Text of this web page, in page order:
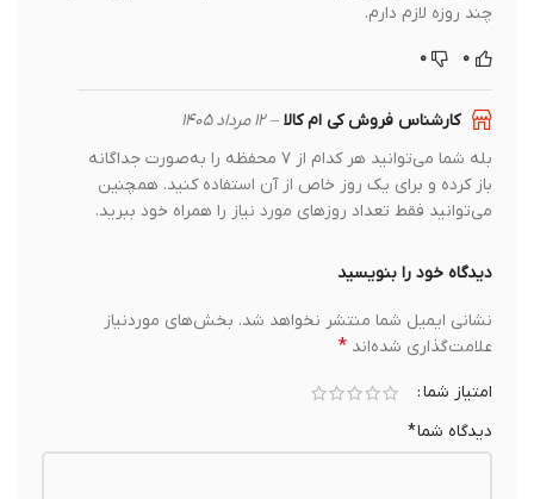
چند روزه لازم دارم.
کارشناس فروش کی ام کالا– ۱۲ مرداد ۱۴۰۵
بله شما می‌توانید هر کدام از ۷ محفظه را به‌صورت جداگانه
باز کرده و برای یک روز خاص از آن استفاده کنید. همچنین
می‌توانید فقط تعداد روزهای مورد نیاز را همراه خود ببرید.
دیدگاه خود را بنویسید
نشانی ایمیل شما منتشر نخواهد شد. بخش‌های موردنیاز
علامت‌گذاری شده‌اند*
امتیاز شما
دیدگاه شما*